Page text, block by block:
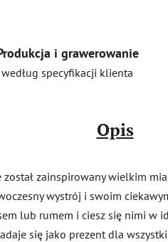
i grawerowanie
według specyfikacji klienta
Opis
zainspirowany wielkim
wystrój i swoim
lub rumem i ciesz się nimi
się jako prezent dla